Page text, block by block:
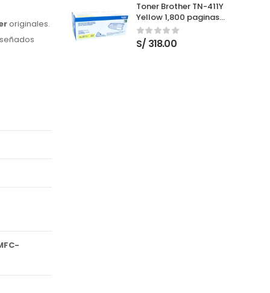
Toner Brother TN-411Y
Yellow 1,800 paginas
Nuevo
S/ 318.00
originales.